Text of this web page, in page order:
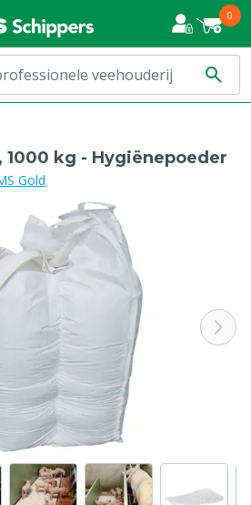
0
1000 kg - Hygiënepoeder
Gold